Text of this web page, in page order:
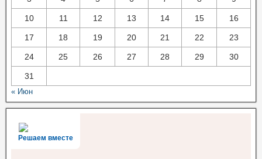
10 11 12 13 14 15 16
17 18 19 20 21 22 23
24 25 26 27 28 29 30
31
« Июн
Решаем вместе